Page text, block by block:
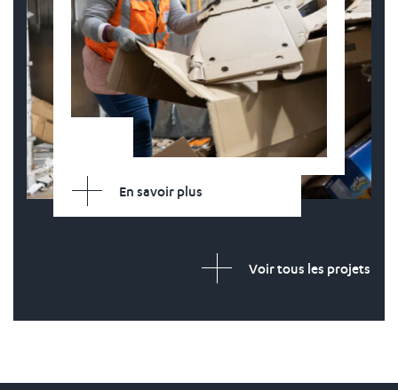
En savoir plus
Voir tous les projets